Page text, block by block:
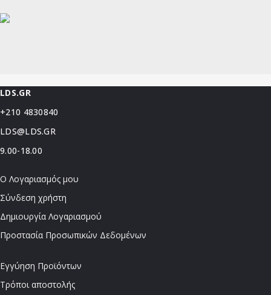
LDS.GR
+210 4830840
LDS@LDS.GR
9.00-18.00
Ο Λογαριασμός μου
Σύνδεση χρήστη
Δημιουργία Λογαριασμού
Προστασία Προσωπικών Δεδομένων
Εγγύηση Προϊόντων
Τρόποι αποστολής